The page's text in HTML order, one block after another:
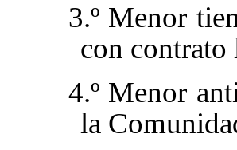
3.º Menor
con
4.º Menor
la